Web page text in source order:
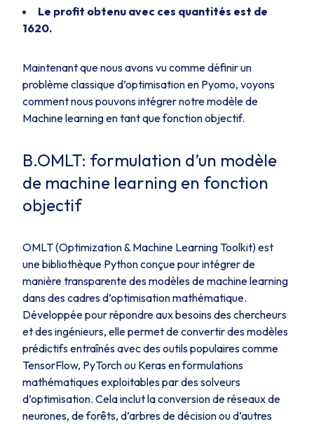
Le profit obtenu avec ces quantités est de
1620.
Maintenant que nous avons vu comme définir un
problème classique d’optimisation en Pyomo, voyons
comment nous pouvons intégrer notre modèle de
Machine learning en tant que fonction objectif.
B.OMLT: formulation d’un modèle
de machine learning en fonction
objectif
OMLT (Optimization & Machine Learning Toolkit) est
une bibliothèque Python conçue pour intégrer de
manière transparente des modèles de machine learning
dans des cadres d’optimisation mathématique.
Développée pour répondre aux besoins des chercheurs
et des ingénieurs, elle permet de convertir des modèles
prédictifs entraînés avec des outils populaires comme
TensorFlow, PyTorch ou Keras en formulations
mathématiques exploitables par des solveurs
d’optimisation. Cela inclut la conversion de réseaux de
neurones, de forêts, d’arbres de décision ou d’autres